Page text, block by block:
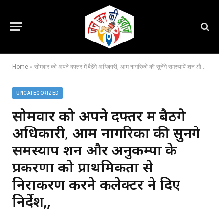
Home » सोमवार को अपने दफ्तर में बैठेंगे अधिकारी, आम नागरिकों की सुनेंगे समस्यापें शन और अनुकम्पा के प्रकरणों को प्राथमिकता से निराकरण करने कलेक्टर ने दिए निर्देश,,
UNCATEGORIZED
सोमवार को अपने दफ्तर में बैठेंगे
अधिकारी, आम नागरिकों की सुनेंगे
समस्यापें शन और अनुकम्पा के
प्रकरणों को प्राथमिकता से
निराकरण करने कलेक्टर ने दिए
निर्देश,,